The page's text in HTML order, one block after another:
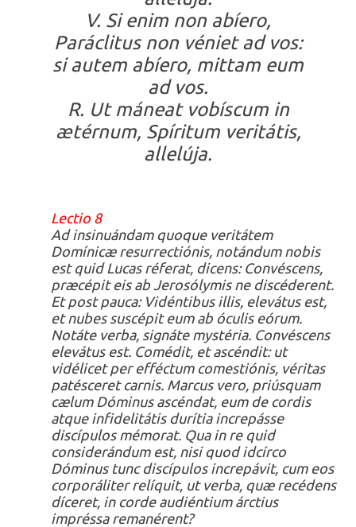
V. Si enim non abíero,
Paráclitus non véniet ad vos:
si autem abíero, mittam eum
ad vos.
R. Ut máneat vobíscum in
ætérnum, Spíritum veritátis,
allelúja.
Lectio 8
Ad insinuándam quoque veritátem
Domínicæ resurrectiónis, notándum nobis
est quid Lucas réferat, dicens: Convéscens,
præcépit eis ab Jerosólymis ne discéderent.
Et post pauca: Vidéntibus illis, elevátus est,
et nubes suscépit eum ab óculis eórum.
Notáte verba, signáte mystéria. Convéscens
elevátus est. Comédit, et ascéndit: ut
vidélicet per efféctum comestiónis, véritas
patésceret carnis. Marcus vero, priúsquam
cælum Dóminus ascéndat, eum de cordis
atque infidelitátis durítia increpásse
discípulos mémorat. Qua in re quid
considerándum est, nisi quod idcírco
Dóminus tunc discípulos increpávit, cum eos
corporáliter relíquit, ut verba, quæ recédens
díceret, in corde audiéntium árctius
impréssa remanérent?